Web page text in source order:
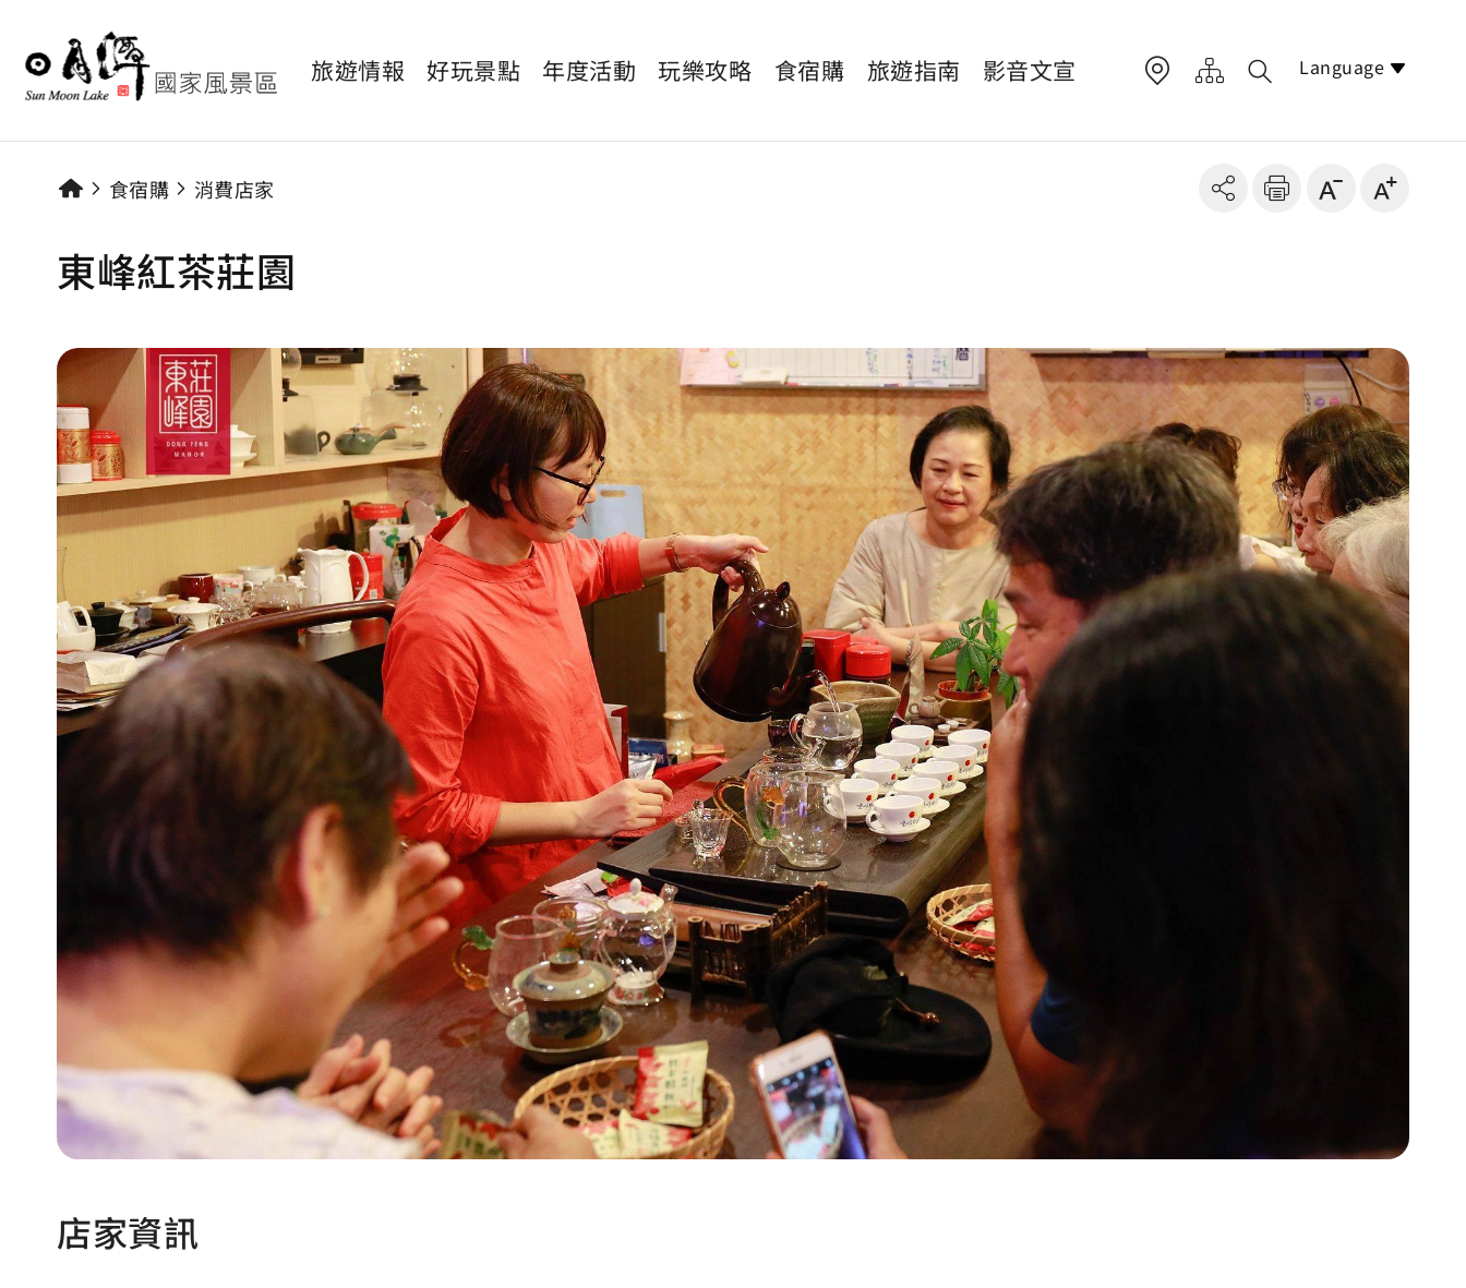
旅遊情報 好玩景點 年度活動 玩樂攻略 食宿購 旅遊指南 影音文宣 Language
食宿購 消費店家
東峰紅茶莊園
店家資訊